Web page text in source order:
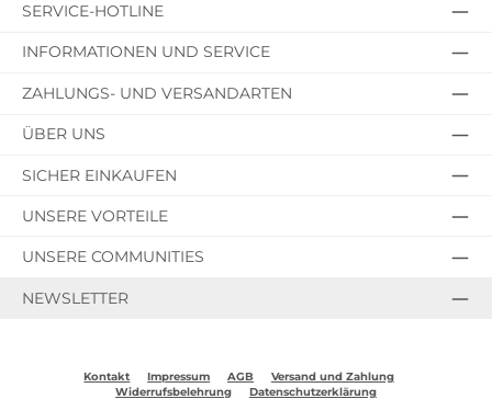
SERVICE-HOTLINE
INFORMATIONEN UND SERVICE
ZAHLUNGS- UND VERSANDARTEN
ÜBER UNS
SICHER EINKAUFEN
UNSERE VORTEILE
UNSERE COMMUNITIES
NEWSLETTER
Kontakt Impressum AGB
Versand und Zahlung
Widerrufsbelehrung
Datenschutzerklärung